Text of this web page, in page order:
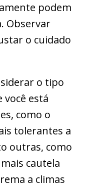
podem
Observar
o cuidado
o tipo
você está
como o
tolerantes a
outras, como
cautela
a climas